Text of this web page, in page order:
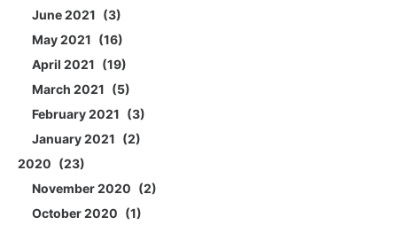
June 2021
3
May 2021
16
April 2021
19
March 2021
5
February 2021
3
January 2021
2
2020
23
November 2020
2
October 2020
1